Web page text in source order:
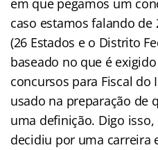
em que pegamos um
caso estamos falando de
(26 Estados e o Distrito
baseado no que é
concursos para Fiscal do
usado na preparação de
uma definição. Digo isso,
decidiu por uma carreira